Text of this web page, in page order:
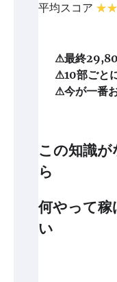
平均スコア
⚠最終
⚠10部ごと
⚠今が一番
この知識
ら
何やって
い